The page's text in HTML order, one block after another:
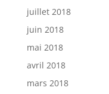
juillet 2018
juin 2018
mai 2018
avril 2018
mars 2018